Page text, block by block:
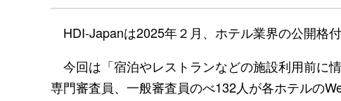
HDI-Japanは2025年２月、ホテル業界の公開格付
今回は「宿泊やレストランなどの施設利用前に
専門審査員、一般審査員のべ132人が各ホテルの